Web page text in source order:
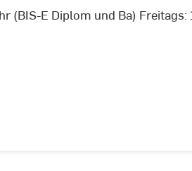
E Diplom und Ba)